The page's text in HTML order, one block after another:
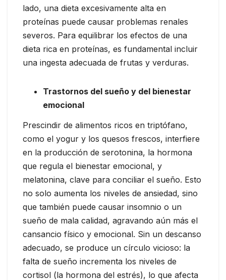
lado, una dieta excesivamente alta en
proteínas puede causar problemas renales
severos. Para equilibrar los efectos de una
dieta rica en proteínas, es fundamental incluir
una ingesta adecuada de frutas y verduras.
Trastornos del sueño y del bienestar
emocional
Prescindir de alimentos ricos en triptófano,
como el yogur y los quesos frescos, interfiere
en la producción de serotonina, la hormona
que regula el bienestar emocional, y
melatonina, clave para conciliar el sueño. Esto
no solo aumenta los niveles de ansiedad, sino
que también puede causar insomnio o un
sueño de mala calidad, agravando aún más el
cansancio físico y emocional. Sin un descanso
adecuado, se produce un círculo vicioso: la
falta de sueño incrementa los niveles de
cortisol (la hormona del estrés), lo que afecta